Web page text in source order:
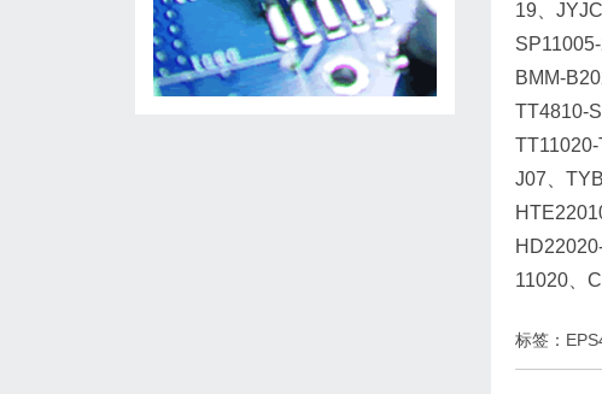
19、
BMM-
TT4810-
J07、
11020、
标签：